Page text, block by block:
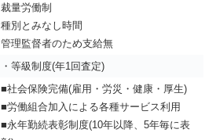
裁量労働制
種別とみなし時間
管理監督者のため支給無
・等級制度(年1回査定)
■社会保険完備(雇用・労災・健康・厚生)
■労働組合加入による各種サービス利用
■永年勤続表彰制度(10年以降、5年毎に表